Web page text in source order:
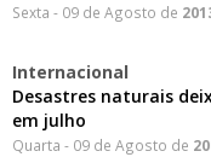
Sexta - 09 de Agosto de
Internacional
Desastres naturais
em julho
Quarta - 09 de Agosto de